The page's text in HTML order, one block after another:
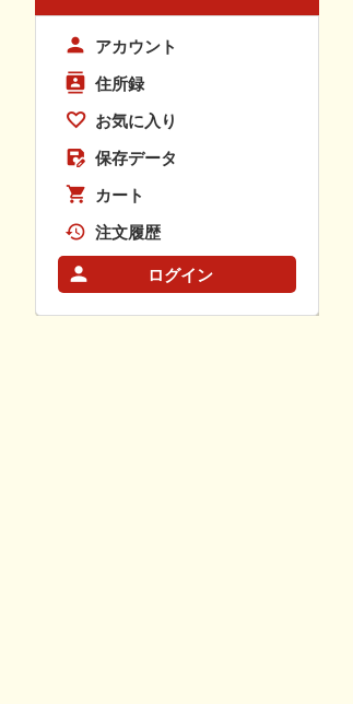
アカウント
住所録
お気に入り
保存データ
カート
注文履歴
ログイン